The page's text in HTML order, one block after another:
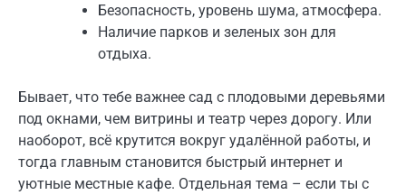
Безопасность, уровень шума, атмосфера.
Наличие парков и зеленых зон для
отдыха.
Бывает, что тебе важнее сад с плодовыми деревьями
под окнами, чем витрины и театр через дорогу. Или
наоборот, всё крутится вокруг удалённой работы, и
тогда главным становится быстрый интернет и
уютные местные кафе. Отдельная тема – если ты с